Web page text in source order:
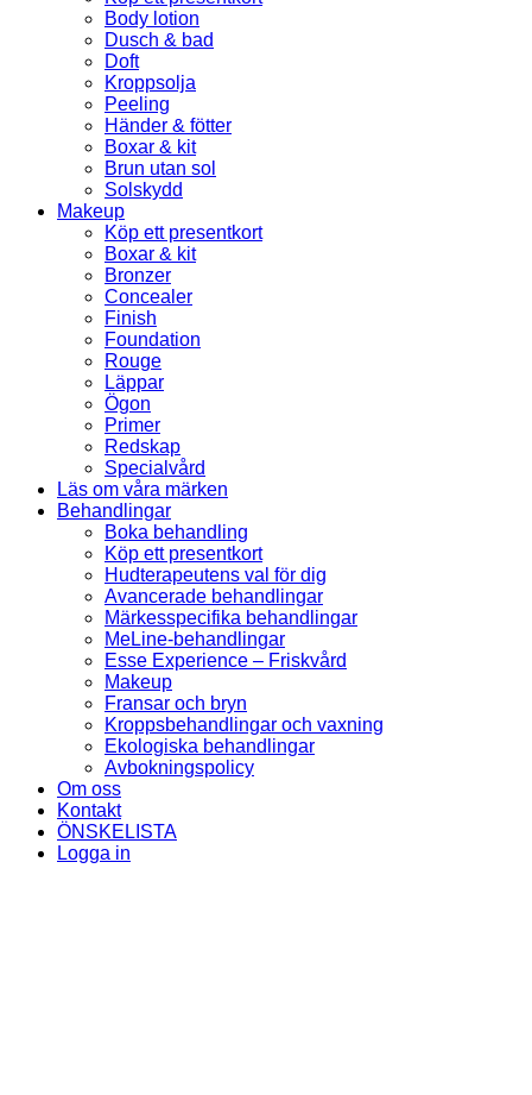
Body lotion
Dusch & bad
Doft
Kroppsolja
Peeling
Händer & fötter
Boxar & kit
Brun utan sol
Solskydd
Makeup
Köp ett presentkort
Boxar & kit
Bronzer
Concealer
Finish
Foundation
Rouge
Läppar
Ögon
Primer
Redskap
Specialvård
Läs om våra märken
Behandlingar
Boka behandling
Köp ett presentkort
Hudterapeutens val för dig
Avancerade behandlingar
Märkesspecifika behandlingar
MeLine-behandlingar
Esse Experience – Friskvård
Makeup
Fransar och bryn
Kroppsbehandlingar och vaxning
Ekologiska behandlingar
Avbokningspolicy
Om oss
Kontakt
ÖNSKELISTA
Logga in